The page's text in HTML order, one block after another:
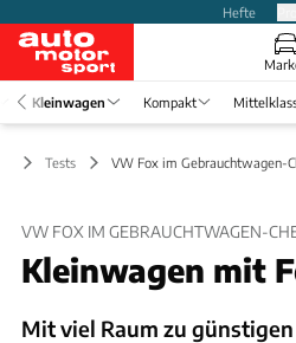
Hefte
Kleinwagen Kompakt
Tests VW Fox im Gebrauchtwagen-
VW FOX IM GEBRAUCHTWAGEN-
Kleinwagen mit
Mit viel Raum zu